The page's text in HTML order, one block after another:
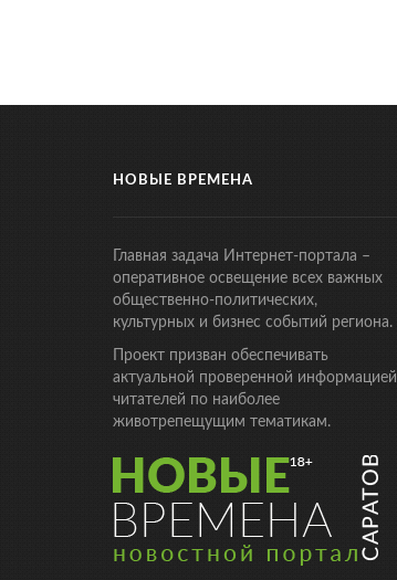
НОВЫЕ ВРЕМЕНА
Главная задача Интернет-портала –
оперативное освещение всех важных
общественно-политических,
культурных и бизнес событий региона.
Проект призван обеспечивать
актуальной проверенной информацией
читателей по наиболее
животрепещущим тематикам.